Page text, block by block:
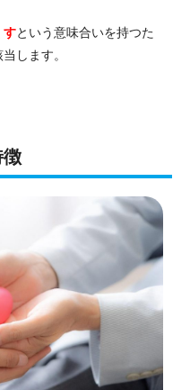
すという意味合いを持つた
します。
徴